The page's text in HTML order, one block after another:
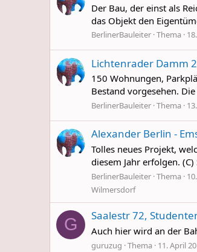
Der Bau, der einst als
das Objekt den
BerlinerBauleiter Thema
Lichtenrader Damm
150 Wohnungen,
Bestand vorgesehen.
BerlinerBauleiter Thema
Alexander Berlin -
Tolles neues Projekt,
diesem Jahr erfolgen.
BerlinerBauleiter Thema
Wilmersdorf
G Saalestr 72,
Auch hier wird an der
guruzug Thema 11. April